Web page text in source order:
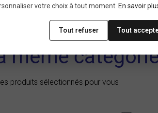
même
produits sélectionnés pour vous
votre choix à tout moment. En savoir
Tout refuser Tout